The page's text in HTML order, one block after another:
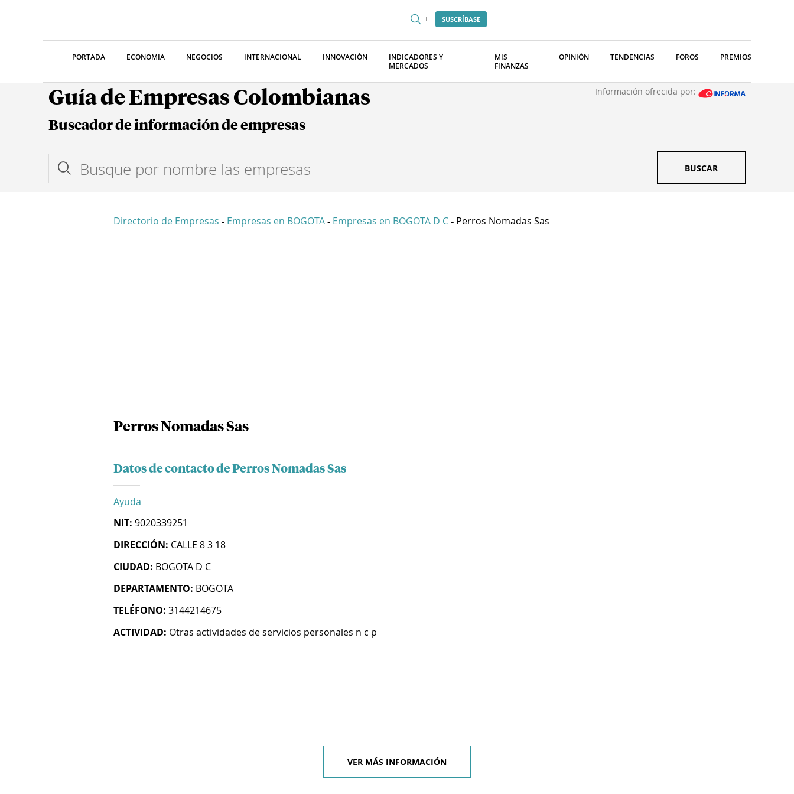
SUSCRÍBASE
PORTADA ECONOMIA NEGOCIOS INTERNACIONAL INNOVACIÓN
INDICADORES Y
MERCADOS
MIS
FINANZAS
OPINIÓN TENDENCIAS FOROS PREMIOS
Guía de Empresas Colombianas Información ofrecida por:
Buscador de información de empresas
BUSCAR
Directorio de Empresas - Empresas en BOGOTA - Empresas en BOGOTA D C - Perros Nomadas Sas
Perros Nomadas Sas
Datos de contacto de Perros Nomadas Sas
Ayuda
NIT: 9020339251
DIRECCIÓN: CALLE 8 3 18
CIUDAD: BOGOTA D C
DEPARTAMENTO: BOGOTA
TELÉFONO: 3144214675
ACTIVIDAD: Otras actividades de servicios personales n c p
VER MÁS INFORMACIÓN